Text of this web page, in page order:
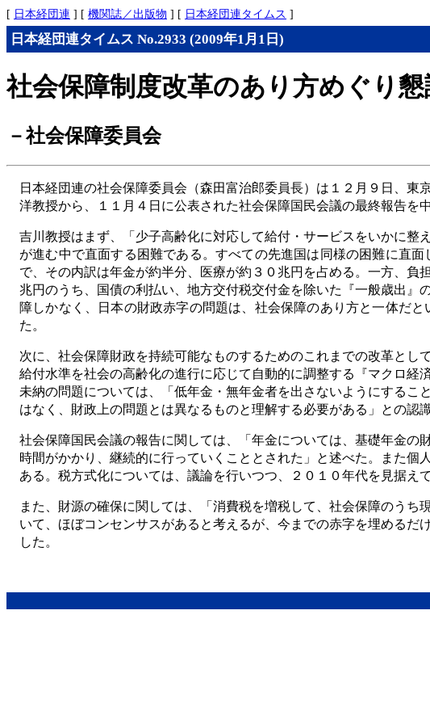
[ 日本経団連 ] [ 機関誌／出版物 ] [ 日本経団連タイムス ]
日本経団連タイムス No.2933 (2009年1月1日)
社会保障制度改革のあり方めぐり懇
－社会保障委員会
日本経団連の社会保障委員会（森田富治郎委員長）は１２月９日、
洋教授から、１１月４日に公表された社会保障国民会議の最終報告を
吉川教授はまず、「少子高齢化に対応して給付・サービスをいかに
が進む中で直面する困難である。すべての先進国は同様の困難に直
で、その内訳は年金が約半分、医療が約３０兆円を占める。一方、
兆円のうち、国債の利払い、地方交付税交付金を除いた『一般歳出
障しかなく、日本の財政赤字の問題は、社会保障のあり方と一体だ
た。
次に、社会保障財政を持続可能なものするためのこれまでの改革と
給付水準を社会の高齢化の進行に応じて自動的に調整する『マクロ
未納の問題については、「低年金・無年金者を出さないようにする
はなく、財政上の問題とは異なるものと理解する必要がある」との認
社会保障国民会議の報告に関しては、「年金については、基礎年金
時間がかかり、継続的に行っていくこととされた」と述べた。また
ある。税方式化については、議論を行いつつ、２０１０年代を見据え
また、財源の確保に関しては、「消費税を増税して、社会保障のう
いて、ほぼコンセンサスがあると考えるが、今までの赤字を埋める
した。